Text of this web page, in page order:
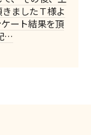
ましたＴ様よ
ート結果を頂
…